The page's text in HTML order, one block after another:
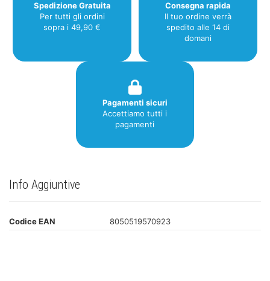
Spedizione Gratuita
Per tutti gli ordini
sopra i 49,90 €
Consegna rapida
Il tuo ordine verrà
spedito alle 14 di
domani
Pagamenti sicuri
Accettiamo tutti i
pagamenti
Info Aggiuntive
Codice EAN 8050519570923